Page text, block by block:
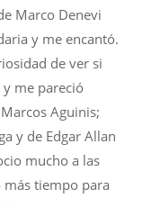
Marco Denevi
y me encantó.
de ver si
me pareció
Aguinis;
y de Edgar Allan
mucho a las
más tiempo para